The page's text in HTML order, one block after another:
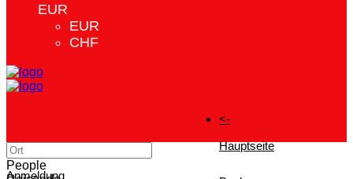
EUR
EUR
CHF
<-
Hauptseite
Anmeldung
People